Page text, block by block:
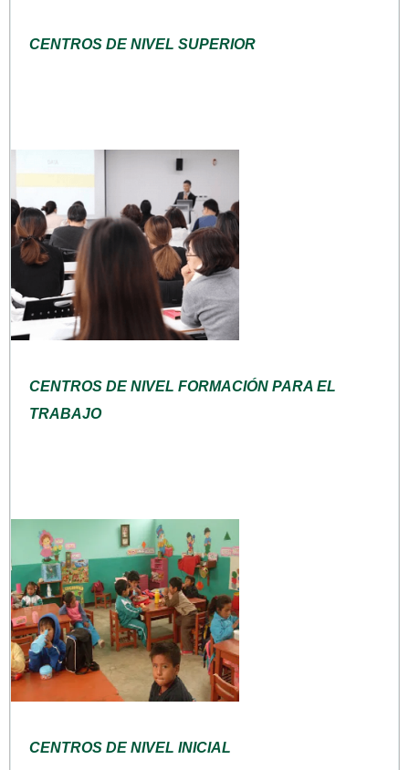
CENTROS DE NIVEL SUPERIOR
CENTROS DE NIVEL FORMACIÓN PARA EL
TRABAJO
CENTROS DE NIVEL INICIAL